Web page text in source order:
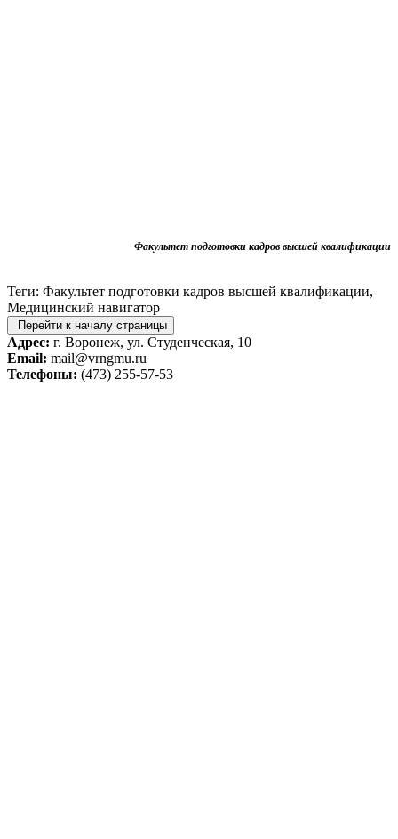
Факультет подготовки кадров высшей квалификации
Теги: Факультет подготовки кадров высшей квалификации,
Медицинский навигатор
Перейти к началу страницы
Адрес: г. Воронеж, ул. Студенческая, 10
Email: mail@vrngmu.ru
Телефоны: (473) 255-57-53